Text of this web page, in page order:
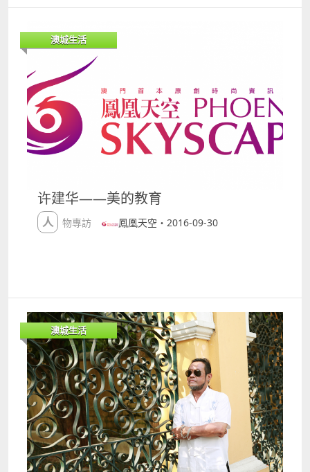
呢，哈哈。 4.你對澳門的認識？ 很喜歡到澳門遊
玩，洗費和所花時間不用太多就可以感覺像去了另一個
城市旅行一樣，只可惜近年生活太忙，已經有好幾年沒
有過去了。以前去一定會吃大三巴附近的一檔金錢餅，
現在說起仍然很想念，有空的話一定會再去跟那邊的所
有美食通通重聚一遍！ 推介三首喜愛的歌曲 1Fly
AwayF.I.R. 飛兒樂團 這首歌在我小時候，一直支撐到
我長大成人。每當感到難過或迷失，我都會記起這首歌
﹑告訴自己將來一定可以飛得很高。後來到我正式開始
2I Know Places Taylor Swift 並沒有什麼意義深長的原
因，純粹是我覺得很好聽，哈哈（好啦我承認其實是
Taylor 的小粉絲）。除了 Taylor Swift 之外，Lady
Gaga 也是啟發我甚多的一位外國歌手。
歌。希望大家能用心去了解一下這首歌真正的訊息。
httpsyoutu.bepRiAng14pMA
澳城生活
许建华——美的教育
人物專訪 鳳凰天空・2016-09-30
澳城生活